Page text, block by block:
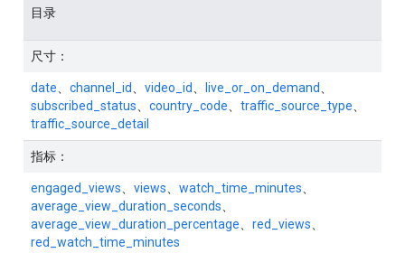
目录
尺寸：
date channel_id video_id live_or_on_demand
subscribed_status
country_code traffic_source_type
traffic_source_detail
指标：
engaged_views views watch_time_minutes
average_view_duration_seconds
average_view_duration_percentage
red_views
red_watch_time_minutes